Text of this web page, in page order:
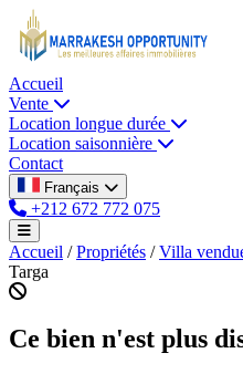
Accueil
Vente
Location longue durée
Location saisonnière
Contact
Français
+212 672 772 075
Accueil / Propriétés / Villa
Targa
Ce bien n'est plus